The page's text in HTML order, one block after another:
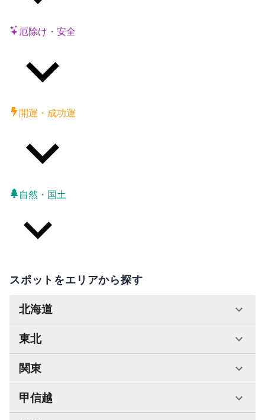
厄除け・安全
開運・成功運
自然・国土
スポットをエリアから探す
北海道
東北
関東
甲信越